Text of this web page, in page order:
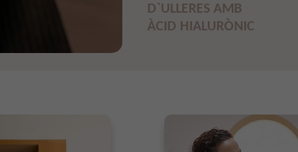
D`ULLERES AMB
ÀCID HIALURÒNIC